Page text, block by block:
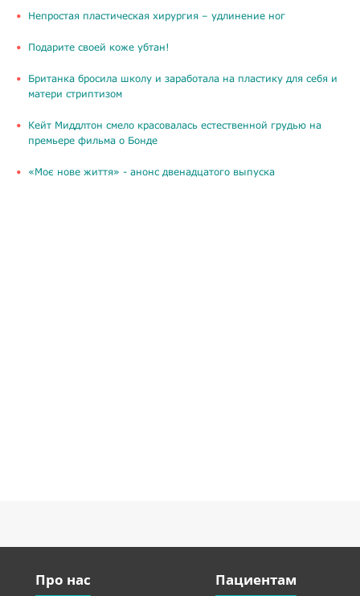
​Непростая пластическая хирургия – удлинение ног
Подарите своей коже убтан!
Британка бросила школу и заработала на пластику для себя и
матери стриптизом
Кейт Миддлтон смело красовалась естественной грудью на
премьере фильма о Бонде
«Моє нове життя» - анонс двенадцатого выпуска
Про нас Пациентам